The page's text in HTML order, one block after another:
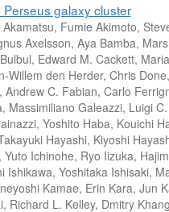
galaxy cluster
Fumie Akimoto,
Axelsson, Aya Bamba,
Edward M. Cackett,
Willem den Herder, Chris
C. Fabian, Carlo
Massimiliano Galeazzi, Luigi
Yoshito Haba, Kouichi
Hayashi, Kiyoshi
Ichinohe, Ryo Iizuka,
Yoshitaka Ishisaki,
Kamae, Erin Kara, Jun
Richard L. Kelley, Dmitry